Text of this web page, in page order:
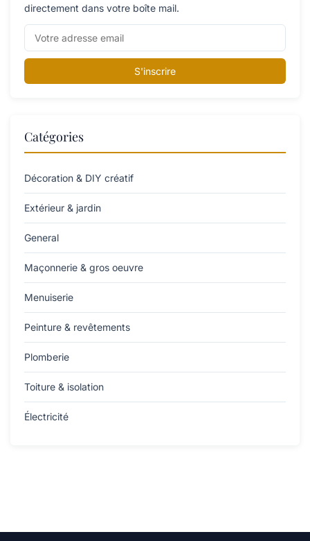
directement dans votre boîte mail.
S'inscrire
Catégories
Décoration & DIY créatif
Extérieur & jardin
General
Maçonnerie & gros oeuvre
Menuiserie
Peinture & revêtements
Plomberie
Toiture & isolation
Électricité